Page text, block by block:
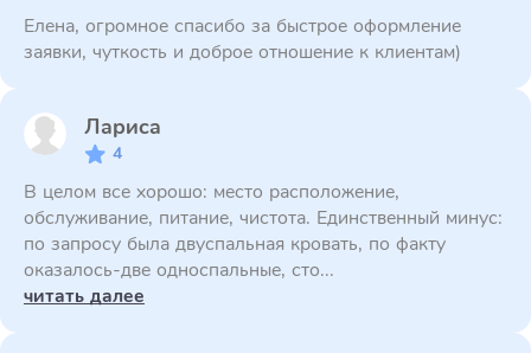
Елена, огромное спасибо за быстрое оформление
заявки, чуткость и доброе отношение к клиентам)
Лариса
4
В целом все хорошо: место расположение,
обслуживание, питание, чистота. Единственный минус:
по запросу была двуспальная кровать, по факту
оказалось-две односпальные, сто...
читать далее